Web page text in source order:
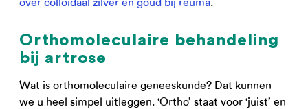
Orthomoleculaire behandeling
bij artrose
Wat is orthomoleculaire geneeskunde? Dat kunnen
we u heel simpel uitleggen. ‘Ortho’ staat voor ‘juist’ en